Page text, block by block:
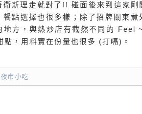
衛斯理走就對了!! 碰面後來到這家
餐點選擇也很多樣；除了招牌關東
地方，與熱炒店有截然不同的 Feel
，用料實在份量也很多 (打嗝)。
夜市小吃